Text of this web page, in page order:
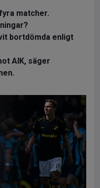
matcher.
bortdömda enligt
AIK, säger